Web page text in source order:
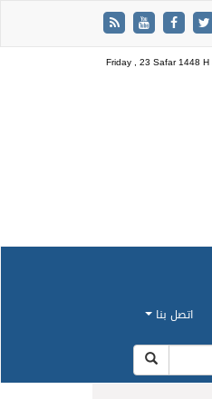
Friday , 23 Safar 1448
اتصل بنا